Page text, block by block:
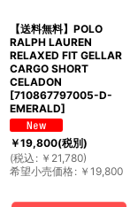
【送料無料】POLO
RALPH LAUREN
RELAXED FIT GELLAR
CARGO SHORT
CELADON
[710867797005-D-
EMERALD]
￥19,800(税別)
(税込 : ￥ 21,780)
希望小売価格: ￥ 19,800